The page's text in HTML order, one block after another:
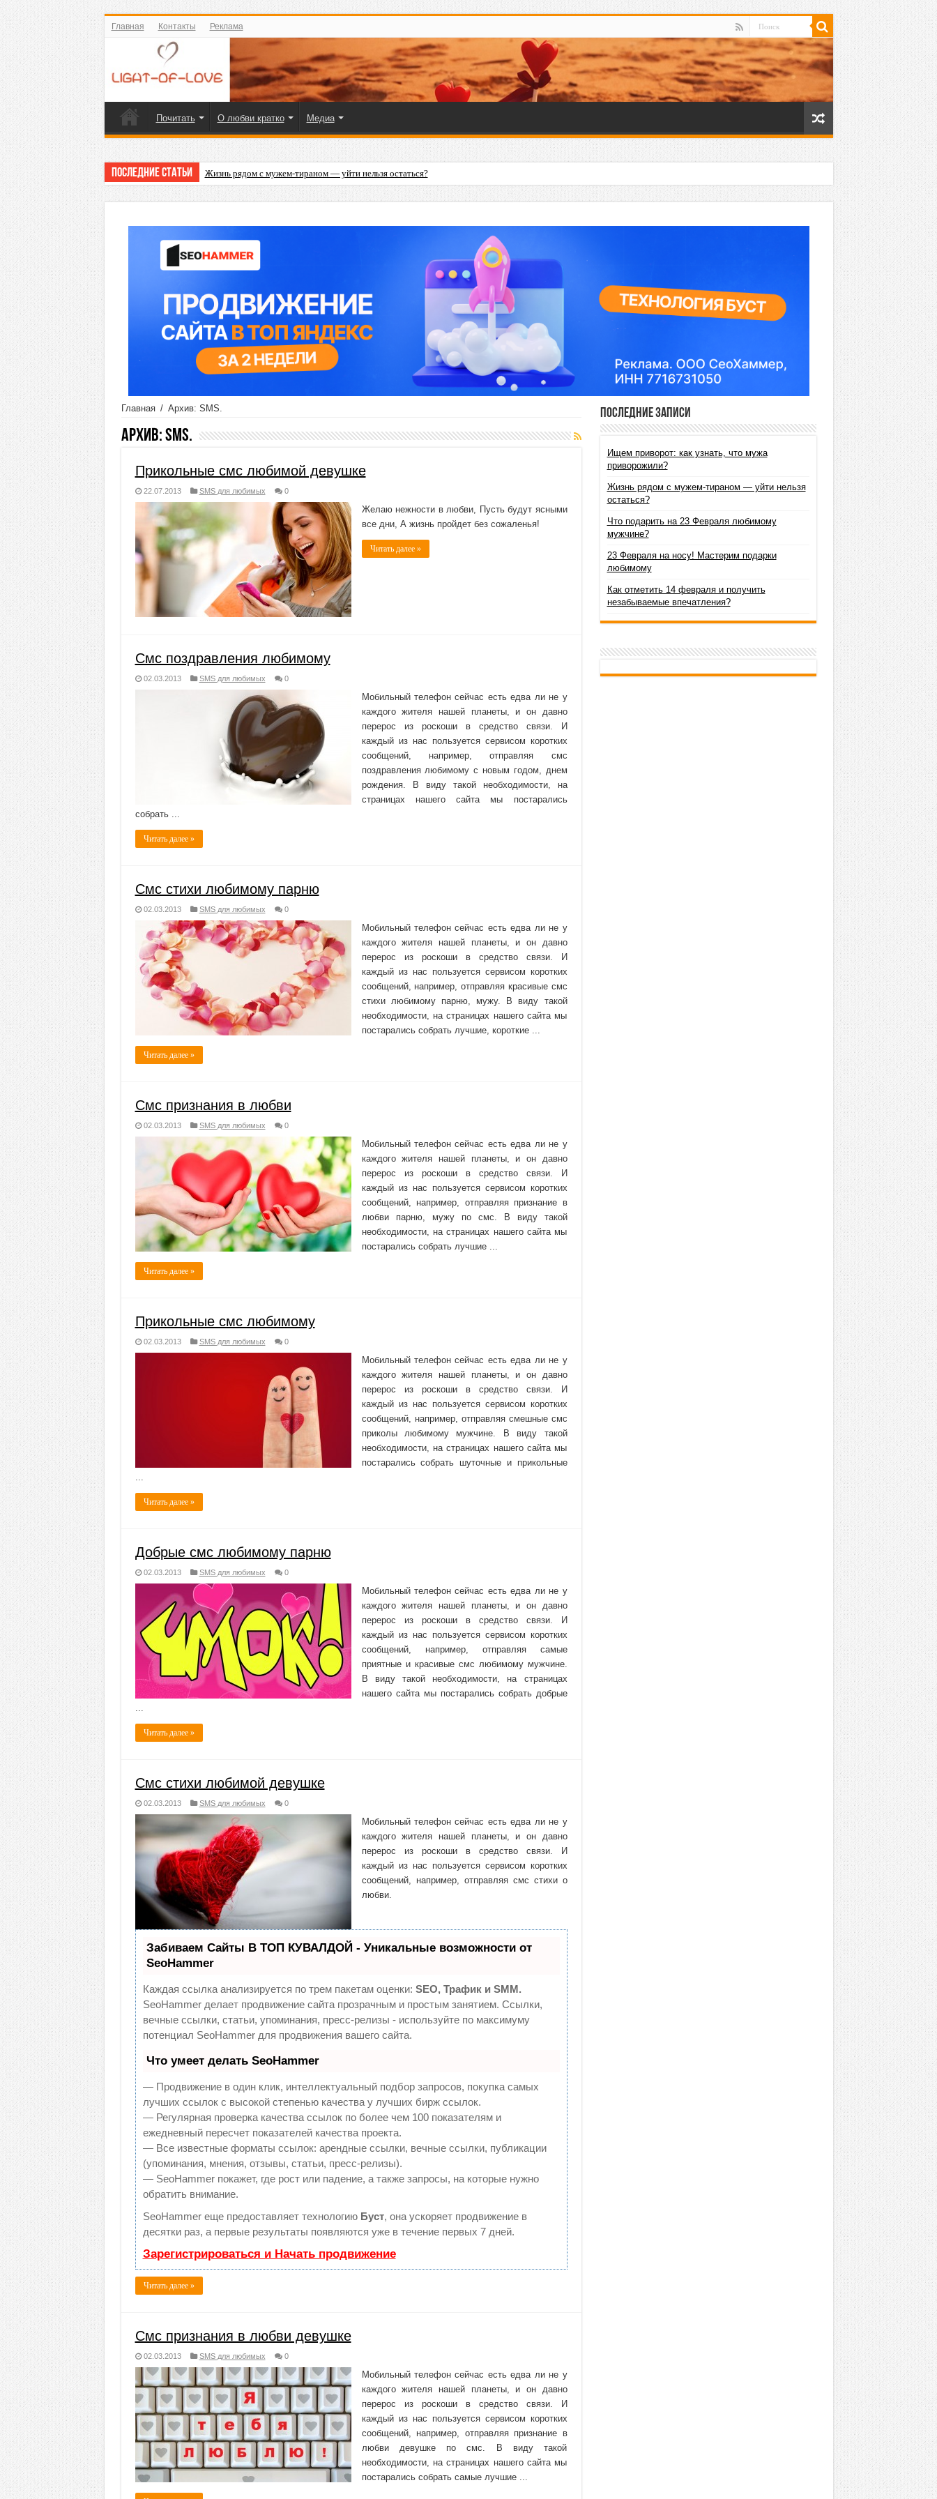
Главная Контакты Реклама
Почитать О любви кратко Медиа
Последние статьи Что подарить на 23 Февраля любимому мужчине?
Главная / Архив: SMS.
Архив:SMS.
Прикольные смс любимой девушке
22.07.2013 SMS для любимых 0
Желаю нежности в любви, Пусть будут ясными
все дни, А жизнь пройдет без сожаленья!
Читать далее »
Смс поздравления любимому
02.03.2013 SMS для любимых 0
Мобильный телефон сейчас есть едва ли не у
каждого жителя нашей планеты, и он давно
перерос из роскоши в средство связи. И
каждый из нас пользуется сервисом коротких
сообщений, например, отправляя смс
поздравления любимому с новым годом, днем
рождения. В виду такой необходимости, на
страницах нашего сайта мы постарались
собрать ...
Читать далее »
Смс стихи любимому парню
02.03.2013 SMS для любимых 0
Мобильный телефон сейчас есть едва ли не у
каждого жителя нашей планеты, и он давно
перерос из роскоши в средство связи. И
каждый из нас пользуется сервисом коротких
сообщений, например, отправляя красивые смс
стихи любимому парню, мужу. В виду такой
необходимости, на страницах нашего сайта мы
постарались собрать лучшие, короткие ...
Читать далее »
Смс признания в любви
02.03.2013 SMS для любимых 0
Мобильный телефон сейчас есть едва ли не у
каждого жителя нашей планеты, и он давно
перерос из роскоши в средство связи. И
каждый из нас пользуется сервисом коротких
сообщений, например, отправляя признание в
любви парню, мужу по смс. В виду такой
необходимости, на страницах нашего сайта мы
постарались собрать лучшие ...
Читать далее »
Прикольные смс любимому
02.03.2013 SMS для любимых 0
Мобильный телефон сейчас есть едва ли не у
каждого жителя нашей планеты, и он давно
перерос из роскоши в средство связи. И
каждый из нас пользуется сервисом коротких
сообщений, например, отправляя смешные смс
приколы любимому мужчине. В виду такой
необходимости, на страницах нашего сайта мы
постарались собрать шуточные и прикольные
Читать далее »
Добрые смс любимому парню
02.03.2013 SMS для любимых 0
Мобильный телефон сейчас есть едва ли не у
каждого жителя нашей планеты, и он давно
перерос из роскоши в средство связи. И
каждый из нас пользуется сервисом коротких
сообщений, например, отправляя самые
приятные и красивые смс любимому мужчине.
В виду такой необходимости, на страницах
нашего сайта мы постарались собрать добрые
Читать далее »
Смс стихи любимой девушке
02.03.2013 SMS для любимых 0
Мобильный телефон сейчас есть едва ли не у
каждого жителя нашей планеты, и он давно
перерос из роскоши в средство связи. И
каждый из нас пользуется сервисом коротких
сообщений, например, отправляя смс стихи о
любви.
Забиваем Сайты В ТОП КУВАЛДОЙ - Уникальные возможности от
SeoHammer
Каждая ссылка анализируется по трем пакетам оценки: SEO, Трафик и SMM.
SeoHammer делает продвижение сайта прозрачным и простым занятием. Ссылки,
вечные ссылки, статьи, упоминания, пресс-релизы - используйте по максимуму
потенциал SeoHammer для продвижения вашего сайта.
Что умеет делать SeoHammer
— Продвижение в один клик, интеллектуальный подбор запросов, покупка самых
лучших ссылок с высокой степенью качества у лучших бирж ссылок.
— Регулярная проверка качества ссылок по более чем 100 показателям и
ежедневный пересчет показателей качества проекта.
— Все известные форматы ссылок: арендные ссылки, вечные ссылки, публикации
(упоминания, мнения, отзывы, статьи, пресс-релизы).
— SeoHammer покажет, где рост или падение, а также запросы, на которые нужно
обратить внимание.
SeoHammer еще предоставляет технологию Буст, она ускоряет продвижение в
десятки раз, а первые результаты появляются уже в течение первых 7 дней.
Зарегистрироваться и Начать продвижение
Читать далее »
Смс признания в любви девушке
02.03.2013 SMS для любимых 0
Мобильный телефон сейчас есть едва ли не у
каждого жителя нашей планеты, и он давно
перерос из роскоши в средство связи. И
каждый из нас пользуется сервисом коротких
сообщений, например, отправляя признание в
любви девушке по смс. В виду такой
необходимости, на страницах нашего сайта мы
постарались собрать самые лучшие ...
Последние записи
Ищем приворот: как узнать, что мужа
приворожили?
Жизнь рядом с мужем-тираном — уйти нельзя
остаться?
Что подарить на 23 Февраля любимому
мужчине?
23 Февраля на носу! Мастерим подарки
любимому
Как отметить 14 февраля и получить
незабываемые впечатления?